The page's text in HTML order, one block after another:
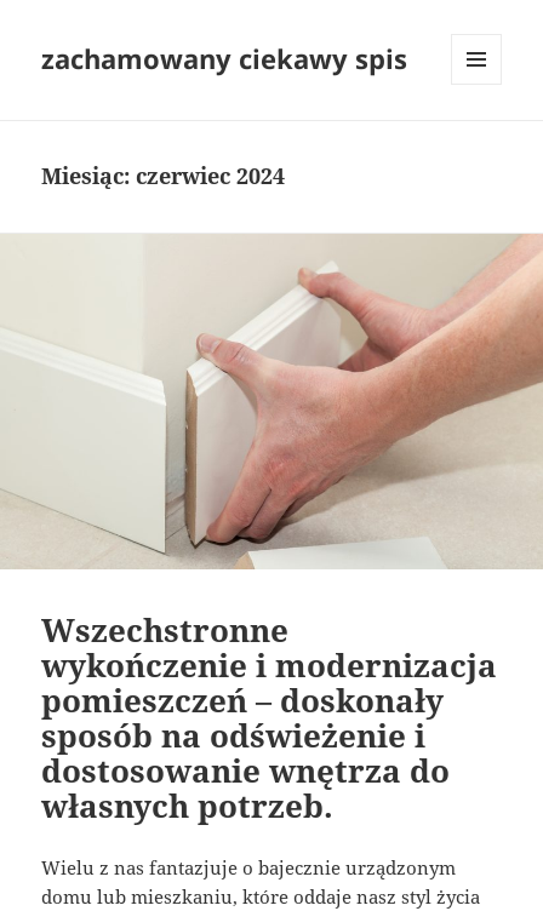
zachamowany ciekawy spis
Miesiąc:czerwiec 2024
Wszechstronne
wykończenie i modernizacja
pomieszczeń – doskonały
sposób na odświeżenie i
dostosowanie wnętrza do
własnych potrzeb.
Wielu z nas fantazjuje o bajecznie urządzonym
domu lub mieszkaniu, które oddaje nasz styl życia